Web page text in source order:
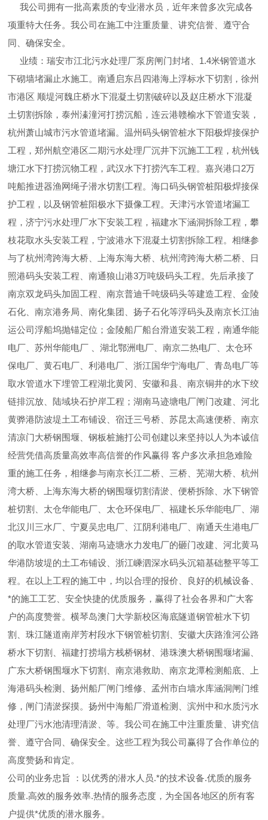
我公司拥有一批高素质的专业潜水员，近年来曾多次完成各
项重特大任务。我公司在施工中注重质量、讲究信誉、遵守合
同、确保安全。
业绩：瑞安市江北污水处理厂泵房闸门封堵、1.4米钢管道水
下砌墙堵漏止水施工。南通启东吕四港海上浮标水下切割，徐州
市港区 顺堤河魏庄桥水下混凝土切割破碎以及赵庄桥水下混凝
土切割拆除，泰州溱潼河打捞沉船，连云港赣榆水下管道安装，
杭州萧山城市污水管道堵漏。温州码头钢管桩水下阳极焊接保护
工程，郑州航空港区二期污水处理厂沉井下沉施工工程，杭州钱
塘江水下打捞沉物工程，武汉水下打捞汽车工程。嘉兴港口2万
吨船推进器渔网绳子潜水切割工程。海口码头钢管桩阳极焊接保
护工程，以及钢管桩阳极水下摄像工程。天津污水管道堵漏工
程，济宁污水处理厂水下安装工程，福建水下涵洞拆除工程，攀
枝花取水头安装工程，宁波港水下混凝土切割拆除工程。相继参
与了杭州湾跨海大桥、上海东海大桥、杭州湾跨海大桥二桥、日
照港码头安装工程、南通狼山港3万吨级码头工程。先后承接了
南京双龙码头加固工程、南京普迪千吨级码头等建造工程、金陵
石化、南京港务局、南化集团、扬子石化等浮码头及南京长江油
运公司浮船坞抛锚定位；金陵船厂船台滑道安装工程，南通华能
电厂、苏州华能电厂 、湖北鄂洲电厂、南京二热电厂、太仓环
保电厂、黄石电厂、利港电厂、浙江国华宁海电厂、青岛电厂等
取水管道水下埋管工程湖北黄冈、安徽和县、南京铜井的水下绞
链排沉放、陆域块石护岸工程；湖南马迹塘电厂闸门改建、河北
黄骅港防波堤土工布铺设、宿迁三号桥、苏昆太高速便桥、南京
清凉门大桥钢围堰、钢板桩施打公司创建以来坚持以人为本诚信
经营凭借高质量高效率高信誉的作风赢得 客户多次承担急难险
重的施工任务，相继参与南京长江二桥、三桥、芜湖大桥、杭州
湾大桥、上海东海大桥的钢围堰切割清淤、便桥拆除、水下钢管
桩切割、太仓华能电厂、太仓环保电厂、福建长乐华能电厂、湖
北汉川三水厂、宁夏吴忠电厂、江阴利港电厂、南通天生港电厂
的取水管道安装、湖南马迹塘水力发电厂的砸门改建、河北黄马
华港防坡堤的土工布铺设、浙江嵊泗深水码头沉箱基础整平等工
程。在以上工程的施工中，均以合理的报价、良好的机械设备、
*的施工工艺、安全快捷的优质服务，赢得了社会各界和广大客
户的高度赞誉。横琴岛澳门大学新校区海底隧道钢管桩水下切
割、珠江隧道南岸芳村段水下钢管桩切割、安徽大庆路淮河公路
桥水下切割、福建打捞塌方栈桥钢材、港珠澳大桥钢围堰堵漏、
广东大桥钢围堰水下切割、南京港救助、南京龙潭检测船底、上
海港码头检测、扬州船厂闸门维修、孟州市白墙水库涵洞闸门维
修，闸门清淤探摸。扬州中海船厂滑道检测、滨州中和水质污水
处理厂污水池清理清淤、等。我公司在施工中注重质量、讲究信
誉、遵守合同、确保安全。这些工程为我公司赢得了合作单位的
高度赞扬和肯定。
公司的业务忠旨 ：以优秀的潜水人员.*的技术设备.优质的服务
质量.高效的服务效率.热情的服务态度，为全国各地区的所有客
户提供*优质的潜水服务。